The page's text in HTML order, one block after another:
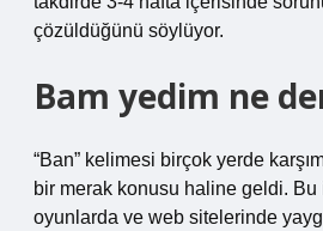
çözüldüğünü söylüyor.
Bam yedim ne
“Ban” kelimesi birçok yerde
bir merak konusu haline geldi.
oyunlarda ve web sitelerinde